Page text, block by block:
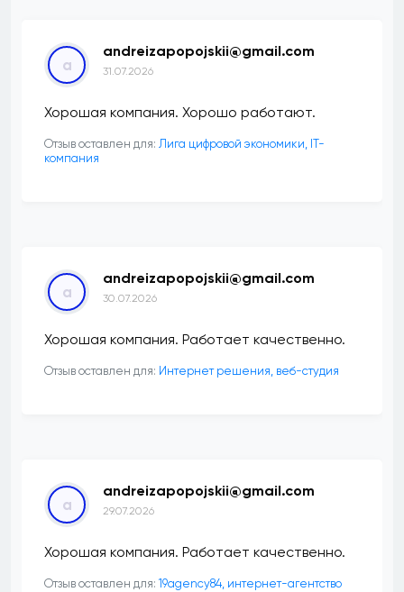
a
andreizapopojskii@gmail.com
31.07.2026
Хорошая компания. Хорошо работают.
Отзыв оставлен для: Лига цифровой экономики, IT-
компания
a
andreizapopojskii@gmail.com
30.07.2026
Хорошая компания. Работает качественно.
Отзыв оставлен для: Интернет решения, веб-студия
a
andreizapopojskii@gmail.com
29.07.2026
Хорошая компания. Работает качественно.
Отзыв оставлен для: 19agency84, интернет-агентство